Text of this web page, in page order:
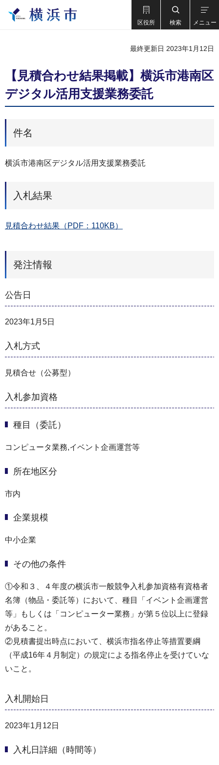
区役所 検索 メニュー
最終更新日 2023年1月12日
【見積合わせ結果掲載】横浜市港南区
デジタル活用支援業務委託
件名
横浜市港南区デジタル活用支援業務委託
入札結果
見積合わせ結果（PDF：110KB）
発注情報
公告日
2023年1月5日
入札方式
見積合せ（公募型）
入札参加資格
種目（委託）
コンピュータ業務,イベント企画運営等
所在地区分
市内
企業規模
中小企業
その他の条件
①令和３、４年度の横浜市一般競争入札参加資格有資格者
名簿（物品・委託等）において、種目「イベント企画運営
等」もしくは「コンピューター業務」が第５位以上に登録
があること。
②見積書提出時点において、横浜市指名停止等措置要綱
（平成16年４月制定）の規定による指名停止を受けていな
いこと。
入札開始日
2023年1月12日
入札日詳細（時間等）